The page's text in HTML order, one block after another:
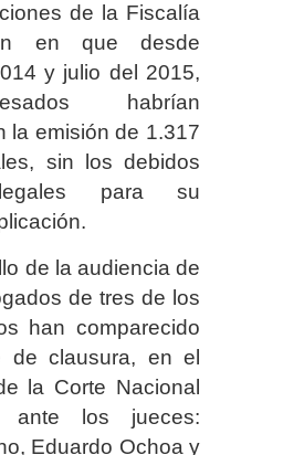
de la Fiscalía
en que desde
y julio del 2015,
habrían
la emisión de 1.317
sin los debidos
para su
de la audiencia de
de tres de los
han comparecido
de clausura, en el
la Corte Nacional
ante los jueces:
Eduardo Ochoa y